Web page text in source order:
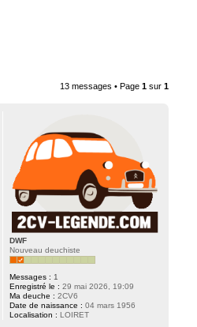
13 messages • Page1 sur1
DWF
Nouveau deuchiste
Messages : 1
Enregistré le : 29 mai 2026, 19:09
Ma deuche : 2CV6
Date de naissance : 04 mars 1956
Localisation : LOIRET